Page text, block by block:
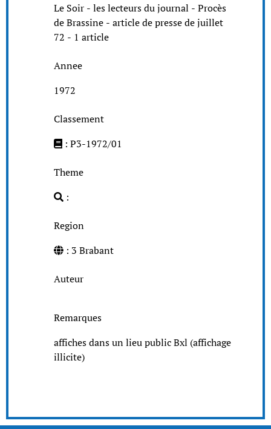
Le Soir - les lecteurs du journal - Procès
de Brassine - article de presse de juillet
72 - 1 article
Annee
1972
Classement
: P3-1972/01
Theme
:
Region
: 3 Brabant
Auteur
Remarques
affiches dans un lieu public Bxl (affichage
illicite)